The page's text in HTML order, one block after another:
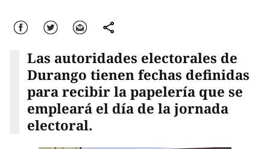
Facebook Twitter Correo comparte
Las autoridades electorales de
Durango tienen fechas definidas
para recibir la papelería que se
empleará el día de la jornada
electoral.